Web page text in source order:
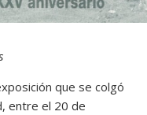
que se colgó
, entre el 20 de